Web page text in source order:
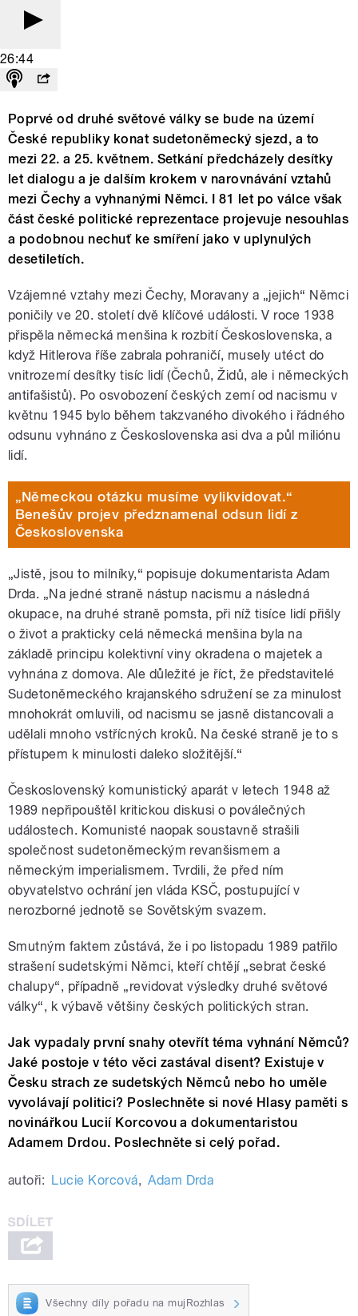
26:44
Poprvé od druhé světové války se bude na území
České republiky konat sudetoněmecký sjezd, a to
mezi 22. a 25. květnem. Setkání předcházely desítky
let dialogu a je dalším krokem v narovnávání vztahů
mezi Čechy a vyhnanými Němci. I 81 let po válce však
část české politické reprezentace projevuje nesouhlas
a podobnou nechuť ke smíření jako v uplynulých
desetiletích.
Vzájemné vztahy mezi Čechy, Moravany a „jejich“ Němci
poničily ve 20. století dvě klíčové události. V roce 1938
přispěla německá menšina k rozbití Československa, a
když Hitlerova říše zabrala pohraničí, musely utéct do
vnitrozemí desítky tisíc lidí (Čechů, Židů, ale i německých
antifašistů). Po osvobození českých zemí od nacismu v
květnu 1945 bylo během takzvaného divokého i řádného
odsunu vyhnáno z Československa asi dva a půl miliónu
lidí.
„Německou otázku musíme vylikvidovat.“
Benešův projev předznamenal odsun lidí z
Československa
„Jistě, jsou to milníky,“ popisuje dokumentarista Adam
Drda. „Na jedné straně nástup nacismu a následná
okupace, na druhé straně pomsta, při níž tisíce lidí přišly
o život a prakticky celá německá menšina byla na
základě principu kolektivní viny okradena o majetek a
vyhnána z domova. Ale důležité je říct, že představitelé
Sudetoněmeckého krajanského sdružení se za minulost
mnohokrát omluvili, od nacismu se jasně distancovali a
udělali mnoho vstřícných kroků. Na české straně je to s
přístupem k minulosti daleko složitější.“
Československý komunistický aparát v letech 1948 až
1989 nepřipouštěl kritickou diskusi o poválečných
událostech. Komunisté naopak soustavně strašili
společnost sudetoněmeckým revanšismem a
německým imperialismem. Tvrdili, že před ním
obyvatelstvo ochrání jen vláda KSČ, postupující v
nerozborné jednotě se Sovětským svazem.
Smutným faktem zůstává, že i po listopadu 1989 patřilo
strašení sudetskými Němci, kteří chtějí „sebrat české
chalupy“, případně „revidovat výsledky druhé světové
války“, k výbavě většiny českých politických stran.
Jak vypadaly první snahy otevřít téma vyhnání Němců?
Jaké postoje v této věci zastával disent? Existuje v
Česku strach ze sudetských Němců nebo ho uměle
vyvolávají politici? Poslechněte si nové Hlasy paměti s
novinářkou Lucií Korcovou a dokumentaristou
Adamem Drdou. Poslechněte si celý pořad.
autoři: Lucie Korcová, Adam Drda
Všechny díly pořadu na mujRozhlas